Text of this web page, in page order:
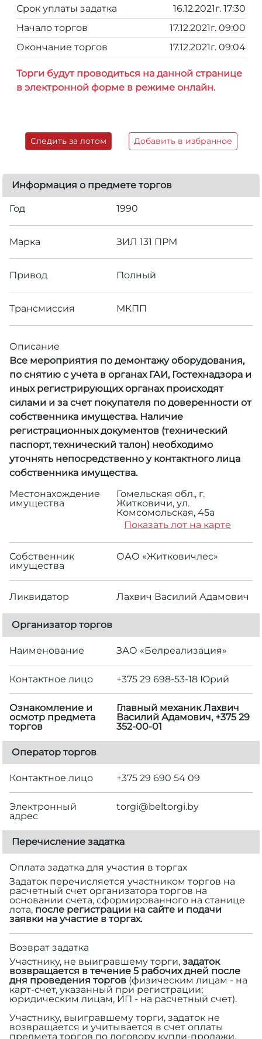
Срок уплаты задатка
16.12.2021г. 17:30
Начало торгов
17.12.2021г. 09:00
Окончание торгов
17.12.2021г. 09:04
Торги будут проводиться на данной странице
в электронной форме в режиме онлайн.
Следить за лотом Добавить в избранное
Информация о предмете торгов
Год 1990
Марка ЗИЛ 131 ПРМ
Привод Полный
Трансмиссия МКПП
Описание
Все мероприятия по демонтажу оборудования,
по снятию с учета в органах ГАИ, Гостехнадзора и
иных регистрирующих органах происходят
силами и за счет покупателя по доверенности от
собственника имущества. Наличие
регистрационных документов (технический
паспорт, технический талон) необходимо
уточнять непосредственно у контактного лица
собственника имущества.
Местонахождение
имущества
Гомельская обл., г.
Житковичи, ул.
Комсомольская, 45а
Показать лот на карте
Собственник
имущества
ОАО «Житковичлес»
Ликвидатор Лахвич Василий Адамович
Организатор торгов
Наименование ЗАО «Белреализация»
Контактное лицо +375 29 698-53-18 Юрий
Ознакомление и
осмотр предмета
торгов
Главный механик Лахвич
Василий Адамович, +375 29
352-00-01
Оператор торгов
Контактное лицо +375 29 690 54 09
Электронный
адрес
torgi@beltorgi.by
Перечисление задатка
Оплата задатка для участия в торгах
Задаток перечисляется участником торгов на
расчетный счет организатора торгов на
основании счета, сформированного на станице
лота, после регистрации на сайте и подачи
заявки на участие в торгах.
Возврат задатка
Участнику, не выигравшему торги, задаток
возвращается в течение 5 рабочих дней после
дня проведения торгов (физическим лицам - на
карт-счет, указанный при регистрации;
юридическим лицам, ИП - на расчетный счет).
Участнику, выигравшему торги, задаток не
возвращается и учитывается в счет оплаты
предмета торгов по договору купли-продажи.